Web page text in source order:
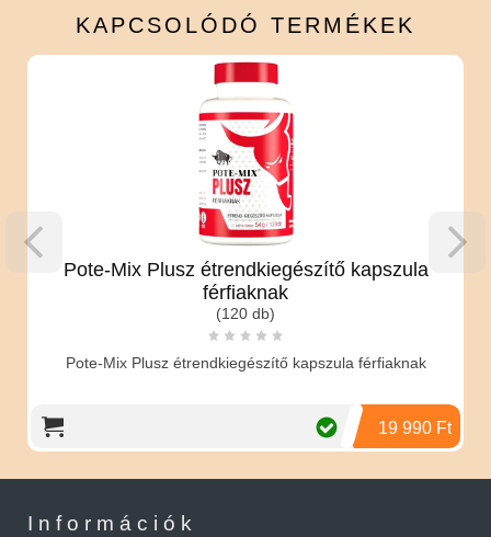
KAPCSOLÓDÓ TERMÉKEK
Pote-Mix Plusz étrendkiegészítő kapszula
férfiaknak
(120 db)
Pote-Mix Plusz étrendkiegészítő kapszula férfiaknak
19 990 Ft
Információk